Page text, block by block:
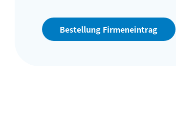
Bestellung Firmeneintrag